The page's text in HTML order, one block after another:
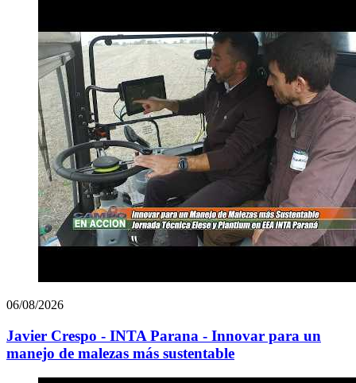
06/08/2026
Javier Crespo - INTA Parana - Innovar para un
manejo de malezas más sustentable